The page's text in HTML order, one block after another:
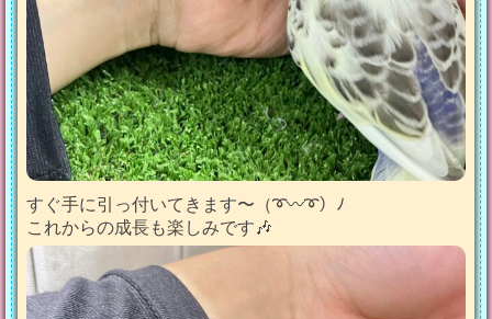
すぐ手に引っ付いてきます〜（➰〰➰）ﾉ
これからの成長も楽しみです🎶